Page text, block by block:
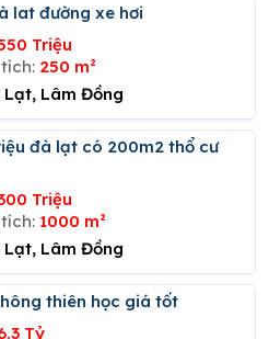
lat đường xe hơi
Triệu
250 m²
Lâm Đồng
Triệu
1000 m²
Lâm Đồng
thiên học giá tốt
Tỷ